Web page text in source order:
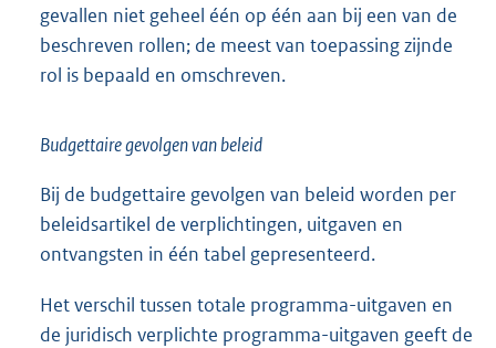
gevallen niet geheel één op één aan bij een van de
beschreven rollen; de meest van toepassing zijnde
rol is bepaald en omschreven.
Budgettaire gevolgen van beleid
Bij de budgettaire gevolgen van beleid worden per
beleidsartikel de verplichtingen, uitgaven en
ontvangsten in één tabel gepresenteerd.
Het verschil tussen totale programma-uitgaven en
de juridisch verplichte programma-uitgaven geeft de